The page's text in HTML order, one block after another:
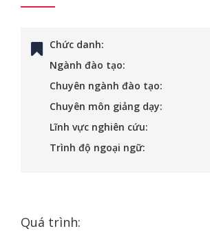
Chức danh:
Ngành đào tạo:
Chuyên ngành đào tạo:
Chuyên môn giảng dạy:
Lĩnh vực nghiên cứu:
Trình độ ngoại ngữ:
Quá trình: